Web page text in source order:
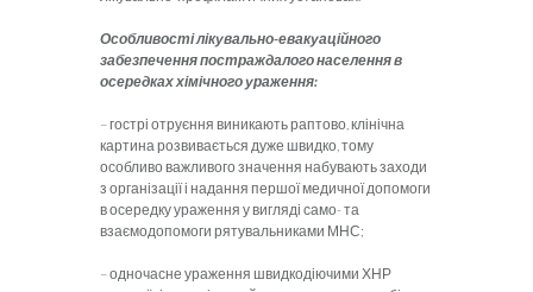
Особливості лікувально-евакуаційного
забезпечення постраждалого населення в
осередках хімічного ураження:
– гострі отруєння виникають раптово, клінічна
картина розвивається дуже швидко, тому
особливо важливого значення набувають заходи
з організації і надання першої медичної допомоги
в осередку ураження у вигляді само- та
взаємодопомоги рятувальниками МНС;
– одночасне ураження швидкодіючими ХНР